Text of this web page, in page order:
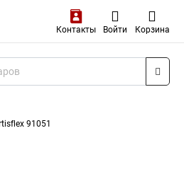
Контакты Войти Корзина
91051